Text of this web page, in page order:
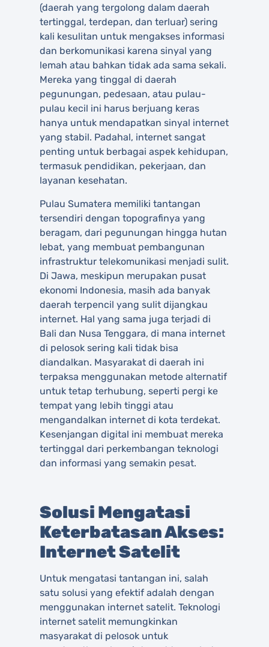
(daerah yang tergolong dalam daerah
tertinggal, terdepan, dan terluar) sering
kali kesulitan untuk mengakses informasi
dan berkomunikasi karena sinyal yang
lemah atau bahkan tidak ada sama sekali.
Mereka yang tinggal di daerah
pegunungan, pedesaan, atau pulau-
pulau kecil ini harus berjuang keras
hanya untuk mendapatkan sinyal internet
yang stabil. Padahal, internet sangat
penting untuk berbagai aspek kehidupan,
termasuk pendidikan, pekerjaan, dan
layanan kesehatan.
Pulau Sumatera memiliki tantangan
tersendiri dengan topografinya yang
beragam, dari pegunungan hingga hutan
lebat, yang membuat pembangunan
infrastruktur telekomunikasi menjadi sulit.
Di Jawa, meskipun merupakan pusat
ekonomi Indonesia, masih ada banyak
daerah terpencil yang sulit dijangkau
internet. Hal yang sama juga terjadi di
Bali dan Nusa Tenggara, di mana internet
di pelosok sering kali tidak bisa
diandalkan. Masyarakat di daerah ini
terpaksa menggunakan metode alternatif
untuk tetap terhubung, seperti pergi ke
tempat yang lebih tinggi atau
mengandalkan internet di kota terdekat.
Kesenjangan digital ini membuat mereka
tertinggal dari perkembangan teknologi
dan informasi yang semakin pesat.
Solusi Mengatasi
Keterbatasan Akses:
Internet Satelit
Untuk mengatasi tantangan ini, salah
satu solusi yang efektif adalah dengan
menggunakan internet satelit. Teknologi
internet satelit memungkinkan
masyarakat di pelosok untuk